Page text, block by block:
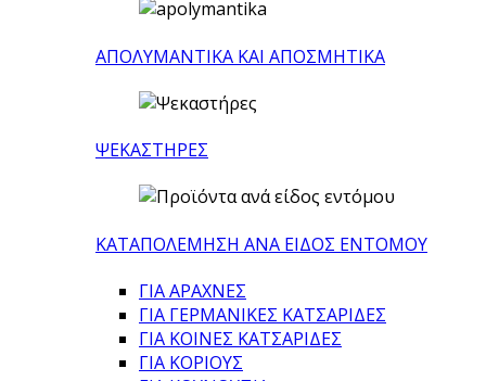
ΑΠΟΛΥΜΑΝΤΙΚΑ ΚΑΙ ΑΠΟΣΜΗΤΙΚΑ
ΨΕΚΑΣΤΗΡΕΣ
ΚΑΤΑΠΟΛΕΜΗΣΗ ΑΝΑ ΕΙΔΟΣ ΕΝΤΟΜΟΥ
ΓΙΑ ΑΡΑΧΝΕΣ
ΓΙΑ ΓΕΡΜΑΝΙΚΕΣ ΚΑΤΣΑΡΙΔΕΣ
ΓΙΑ ΚΟΙΝΕΣ ΚΑΤΣΑΡΙΔΕΣ
ΓΙΑ ΚΟΡΙΟΥΣ